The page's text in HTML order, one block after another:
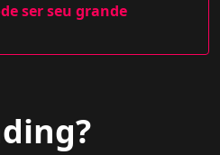
ser seu grande